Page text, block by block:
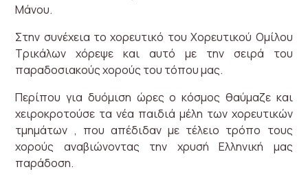
Μάνου.
Στην συνέχεια το χορευτικό του Χορευτικού Ομίλου
Τρικάλων χόρεψε και αυτό με την σειρά του
παραδοσιακούς χορούς του τόπου μας.
Περίπου για δυόμιση ώρες ο κόσμος θαύμαζε και
χειροκροτούσε τα νέα παιδιά μέλη των χορευτικών
τμημάτων , που απέδιδαν με τέλειο τρόπο τους
χορούς αναβιώνοντας την χρυσή Ελληνική μας
παράδοση.